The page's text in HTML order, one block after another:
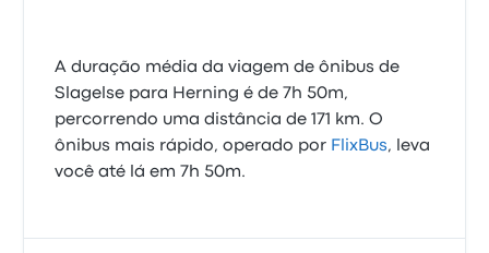
A duração média da viagem de ônibus de
Slagelse para Herning é de 7h 50m,
percorrendo uma distância de 171 km. O
ônibus mais rápido, operado por FlixBus, leva
você até lá em 7h 50m.